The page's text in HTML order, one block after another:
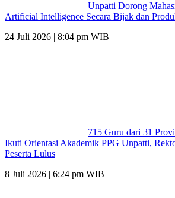
Unpatti Dorong
Artificial Intelligence Secara Bijak dan
24 Juli 2026 | 8:04 pm WIB
715 Guru dari 31
Ikuti Orientasi Akademik PPG Unpatti,
Peserta Lulus
8 Juli 2026 | 6:24 pm WIB